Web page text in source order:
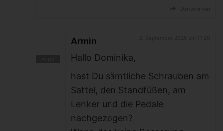
Armin
Hallo Dominika,
hast Du sämtliche Schrauben am
Sattel, den Standfüßen, am
Lenker und die Pedale
nachgezogen?